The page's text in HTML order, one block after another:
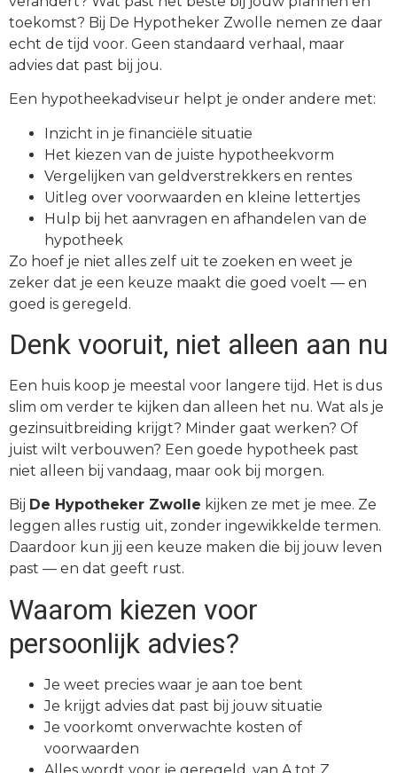
toekomst? Bij De Hypotheker Zwolle nemen ze daar
echt de tijd voor. Geen standaard verhaal, maar
advies dat past bij jou.
Een hypotheekadviseur helpt je onder andere met:
Inzicht in je financiële situatie
Het kiezen van de juiste hypotheekvorm
Vergelijken van geldverstrekkers en rentes
Uitleg over voorwaarden en kleine lettertjes
Hulp bij het aanvragen en afhandelen van de
hypotheek
Zo hoef je niet alles zelf uit te zoeken en weet je
zeker dat je een keuze maakt die goed voelt — en
goed is geregeld.
Denk vooruit, niet alleen aan nu
Een huis koop je meestal voor langere tijd. Het is dus
slim om verder te kijken dan alleen het nu. Wat als je
gezinsuitbreiding krijgt? Minder gaat werken? Of
juist wilt verbouwen? Een goede hypotheek past
niet alleen bij vandaag, maar ook bij morgen.
Bij De Hypotheker Zwolle kijken ze met je mee. Ze
leggen alles rustig uit, zonder ingewikkelde termen.
Daardoor kun jij een keuze maken die bij jouw leven
past — en dat geeft rust.
Waarom kiezen voor
persoonlijk advies?
Je weet precies waar je aan toe bent
Je krijgt advies dat past bij jouw situatie
Je voorkomt onverwachte kosten of
voorwaarden